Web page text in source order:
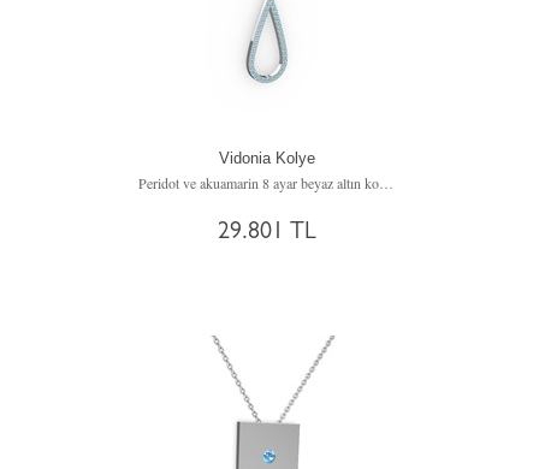
Vidonia Kolye
Peridot ve akuamarin 8 ayar beyaz altın kolye (40 cm rose altın rolo zincir)
29.801 TL